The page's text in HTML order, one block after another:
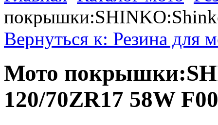
Вернуться к: Резина для
Мото
120/70ZR17 58W